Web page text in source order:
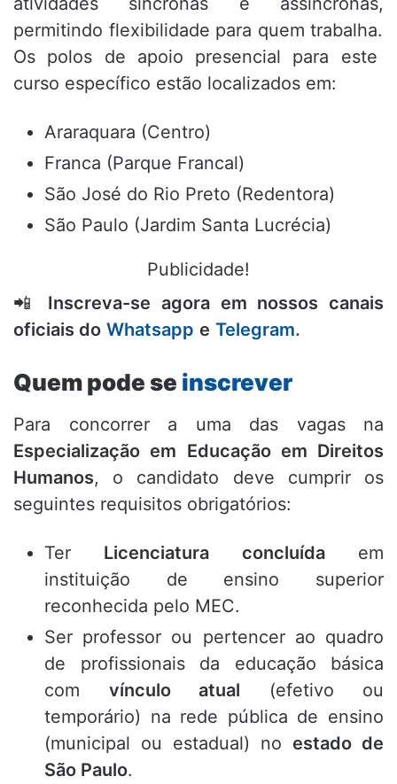
permitindo flexibilidade para quem trabalha.
Os polos de apoio presencial para este
curso específico estão localizados em:
Araraquara (Centro)
Franca (Parque Francal)
São José do Rio Preto (Redentora)
São Paulo (Jardim Santa Lucrécia)
Publicidade!
📲 Inscreva-se agora em nossos canais
oficiais do Whatsapp e Telegram.
Quem pode se inscrever
Para concorrer a uma das vagas na
Especialização em Educação em Direitos
Humanos, o candidato deve cumprir os
seguintes requisitos obrigatórios:
Ter Licenciatura concluídaem
instituição de ensino superior
reconhecida pelo MEC.
Ser professor ou pertencer ao quadro
de profissionais da educação básica
com vínculo atual (efetivo ou
temporário) na rede pública de ensino
(municipal ou estadual) no estado de
São Paulo.